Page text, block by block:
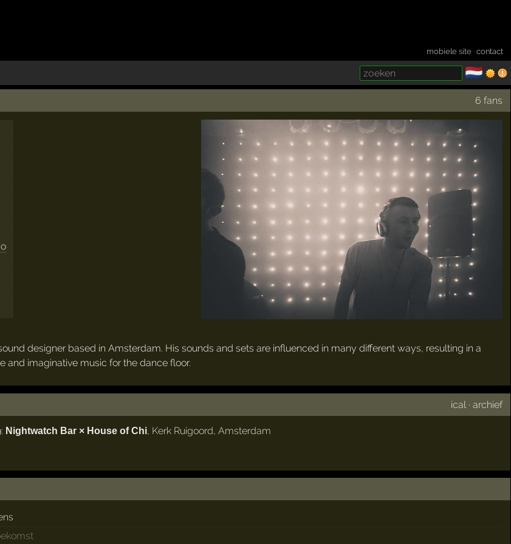
mobiele site ·contact
🇳🇱
6 fans
designer based in Amsterdam. His sounds and sets are influenced in many different ways, resulting in a
and imaginative music for the dance floor.
ical ·archief
Nightwatch Bar × House of Chi, Kerk Ruigoord, Amsterdam